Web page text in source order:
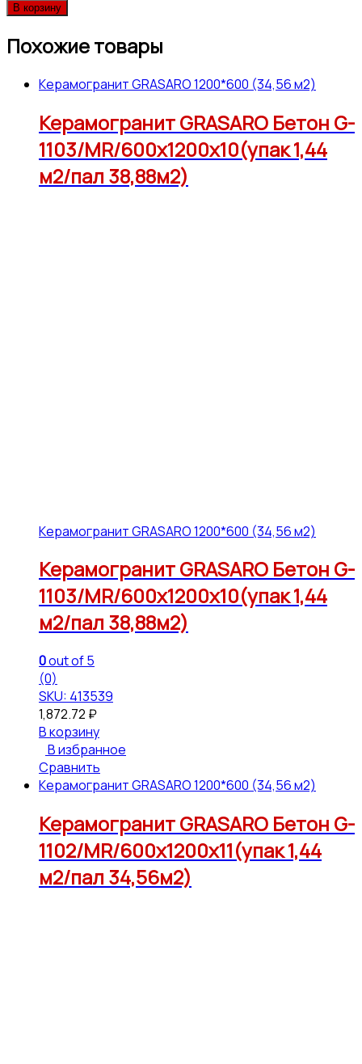
В корзину
Похожие товары
Керамогранит GRASARO 1200*600 (34,56 м2)
Керамогранит GRASARO Бетон G-
1103/MR/600x1200x10(упак 1,44
м2/пал 38,88м2)
Керамогранит GRASARO 1200*600 (34,56 м2)
Керамогранит GRASARO Бетон G-
1103/MR/600x1200x10(упак 1,44
м2/пал 38,88м2)
0out of 5
(0)
SKU: 413539
1,872.72 ₽
В корзину
В избранное
Сравнить
Керамогранит GRASARO 1200*600 (34,56 м2)
Керамогранит GRASARO Бетон G-
1102/MR/600x1200x11(упак 1,44
м2/пал 34,56м2)